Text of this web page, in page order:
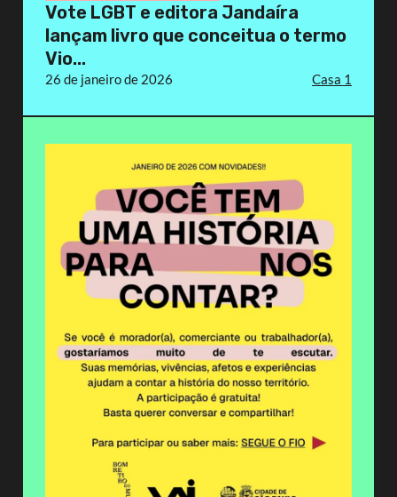
Vote LGBT e editora Jandaíra
lançam livro que conceitua o termo
Vio...
26 de janeiro de 2026 Casa 1